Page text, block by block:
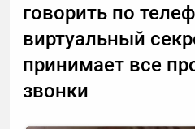
говорить по
виртуальный
принимает все
звонки